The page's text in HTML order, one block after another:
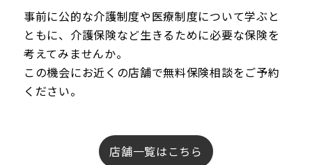
事前に公的な介護制度や医療制度について学ぶと
ともに、介護保険など生きるために必要な保険を
考えてみませんか。
この機会にお近くの店舗で無料保険相談をご予約
ください。
店舗一覧はこちら